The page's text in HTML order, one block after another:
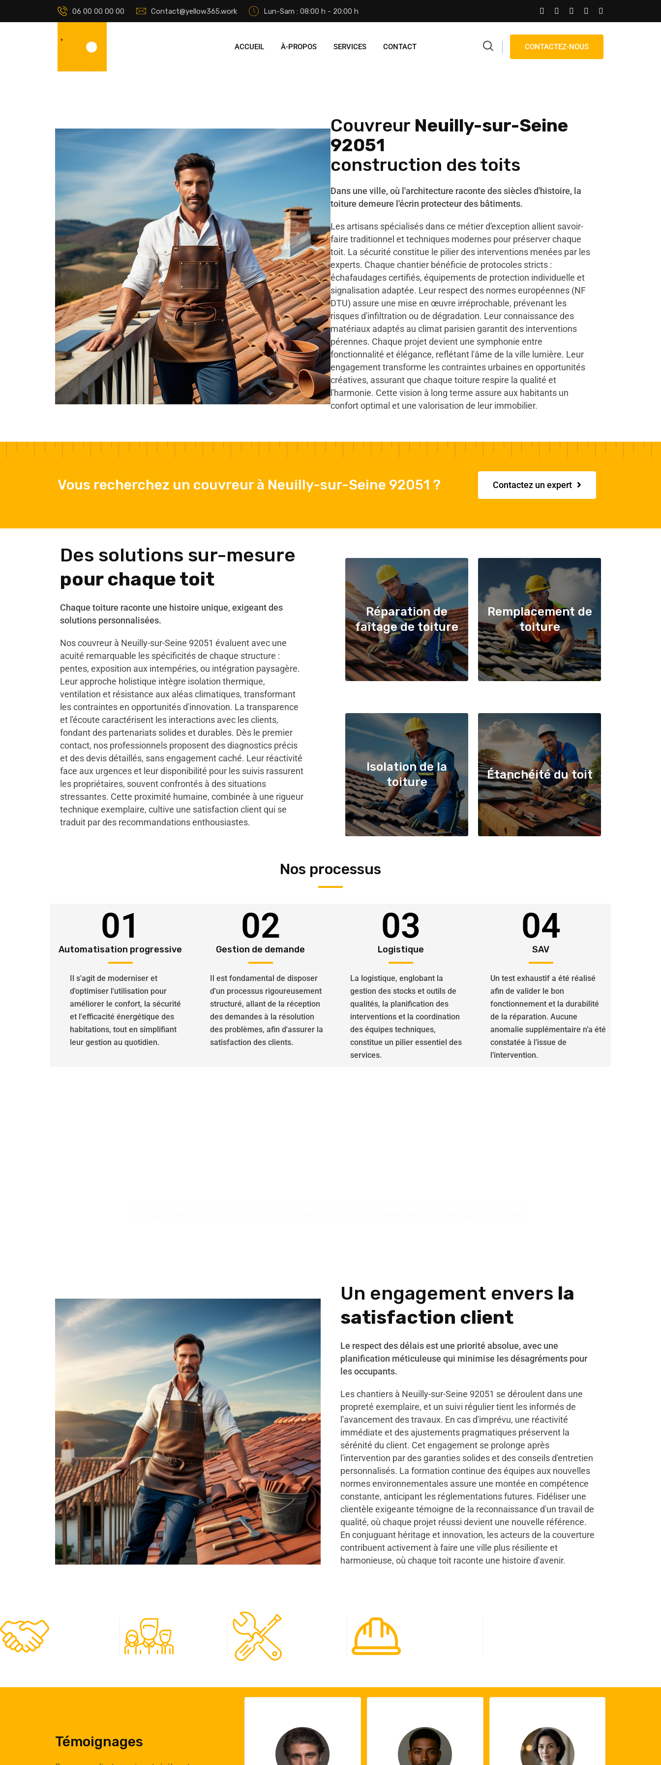
06 00 00 00 00 Contact@yellow365.work Lun-Sam : 08:00 h - 20:00 h
ACCUEIL À-PROPOS SERVICES CONTACT CONTACTEZ-NOUS
Couvreur Neuilly-sur-Seine
92051
construction des toits
Dans une ville, où l'architecture raconte des siècles d'histoire, la
toiture demeure l'écrin protecteur des bâtiments.
Les artisans spécialisés dans ce métier d'exception allient savoir-
faire traditionnel et techniques modernes pour préserver chaque
toit. La sécurité constitue le pilier des interventions menées par les
experts. Chaque chantier bénéficie de protocoles stricts :
échafaudages certifiés, équipements de protection individuelle et
signalisation adaptée. Leur respect des normes européennes (NF
DTU) assure une mise en œuvre irréprochable, prévenant les
risques d'infiltration ou de dégradation. Leur connaissance des
matériaux adaptés au climat parisien garantit des interventions
pérennes. Chaque projet devient une symphonie entre
fonctionnalité et élégance, reflétant l'âme de la ville lumière. Leur
engagement transforme les contraintes urbaines en opportunités
créatives, assurant que chaque toiture respire la qualité et
l'harmonie. Cette vision à long terme assure aux habitants un
confort optimal et une valorisation de leur immobilier.
Vous recherchez un couvreur à Neuilly-sur-Seine 92051 ? Contactez un expert
Des solutions sur-mesure
pour chaque toit
Chaque toiture raconte une histoire unique, exigeant des
solutions personnalisées.
Nos couvreur à Neuilly-sur-Seine 92051 évaluent avec une
acuité remarquable les spécificités de chaque structure :
pentes, exposition aux intempéries, ou intégration paysagère.
Leur approche holistique intègre isolation thermique,
ventilation et résistance aux aléas climatiques, transformant
les contraintes en opportunités d'innovation. La transparence
et l'écoute caractérisent les interactions avec les clients,
fondant des partenariats solides et durables. Dès le premier
contact, nos professionnels proposent des diagnostics précis
et des devis détaillés, sans engagement caché. Leur réactivité
face aux urgences et leur disponibilité pour les suivis rassurent
les propriétaires, souvent confrontés à des situations
stressantes. Cette proximité humaine, combinée à une rigueur
technique exemplaire, cultive une satisfaction client qui se
traduit par des recommandations enthousiastes.
Réparation de
faîtage de toiture
Remplacement de
toiture
Isolation de la
toiture
Étanchéité du toit
Nos processus
01
Automatisation progressive
Il s'agit de moderniser et
d'optimiser l'utilisation pour
améliorer le confort, la sécurité
et l'efficacité énergétique des
habitations, tout en simplifiant
leur gestion au quotidien.
02
Gestion de demande
Il est fondamental de disposer
d'un processus rigoureusement
structuré, allant de la réception
des demandes à la résolution
des problèmes, afin d'assurer la
satisfaction des clients.
03
Logistique
La logistique, englobant la
gestion des stocks et outils de
qualités, la planification des
interventions et la coordination
des équipes techniques,
constitue un pilier essentiel des
services.
04
SAV
Un test exhaustif a été réalisé
afin de valider le bon
fonctionnement et la durabilité
de la réparation. Aucune
anomalie supplémentaire n’a été
constatée à l’issue de
l’intervention.
Un engagement envers la
satisfaction client
Le respect des délais est une priorité absolue, avec une
planification méticuleuse qui minimise les désagréments pour
les occupants.
Les chantiers à Neuilly-sur-Seine 92051 se déroulent dans une
propreté exemplaire, et un suivi régulier tient les informés de
l'avancement des travaux. En cas d'imprévu, une réactivité
immédiate et des ajustements pragmatiques préservent la
sérénité du client. Cet engagement se prolonge après
l'intervention par des garanties solides et des conseils d'entretien
personnalisés. La formation continue des équipes aux nouvelles
normes environnementales assure une montée en compétence
constante, anticipant les réglementations futures. Fidéliser une
clientèle exigeante témoigne de la reconnaissance d'un travail de
qualité, où chaque projet réussi devient une nouvelle référence.
En conjuguant héritage et innovation, les acteurs de la couverture
contribuent activement à faire une ville plus résiliente et
harmonieuse, où chaque toit raconte une histoire d'avenir.
Témoignages